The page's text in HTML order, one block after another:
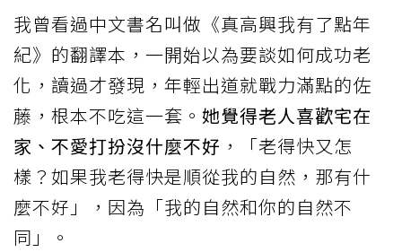
我曾看過中文書名叫做《真高興我有了點年
紀》的翻譯本，一開始以為要談如何成功老
化，讀過才發現，年輕出道就戰力滿點的佐
藤，根本不吃這一套。 她覺得老人喜歡宅在
家、不愛打扮沒什麼不好 ，「老得快又怎
樣？如果我老得快是順從我的自然，那有什
麼不好」，因為「我的自然和你的自然不
同」。